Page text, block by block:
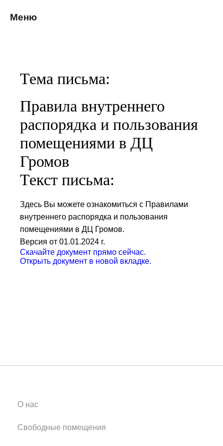
Меню
Тема письма:
Правила внутреннего
распорядка и пользования
помещениями в ДЦ
Громов
Текст письма:
Здесь Вы можете ознакомиться с Правилами
внутреннего распорядка и пользования
помещениями в ДЦ Громов.
Версия от 01.01.2024 г.
Скачайте документ прямо сейчас.
Открыть документ в новой вкладке.
О нас
Свободные помещения